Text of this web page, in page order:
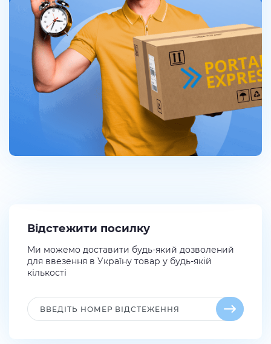
Відстежити посилку
Ми можемо доставити будь-який дозволений
для ввезення в Україну товар у будь-якій
кількості